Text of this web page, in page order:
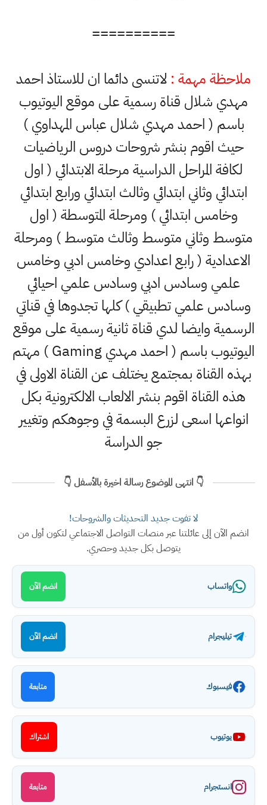
==========
مهمة :لاتنسى دائما ان للاستاذ احمد
شلال قناة رسمية على موقع اليوتيوب
باسم ( احمد مهدي شلال عباس المهداوي )
حيث اقوم بنشر شروحات دروس الرياضيات
لكافة المراحل الدراسية مرحلة الابتدائي ( اول
وثاني ابتدائي وثالث ابتدائي ورابع ابتدائي
وخامس ابتدائي ) ومرحلة المتوسطة ( اول
وثاني متوسط وثالث متوسط ) ومرحلة
( رابع اعدادي وخامس ادبي وخامس
علمي وسادس ادبي وسادس علمي احيائي
علمي تطبيقي ) كلها تجدوها في قناتي
وايضا لدي قناة ثانية رسمية على موقع
اليوتيوب باسم ( احمد مهدي Gaming ) مهتم
القناة بمجتمع يختلف عن القناة الاولى في
القناة اقوم بنشر الالعاب الالكترونية بكل
اسعى لزرع البسمة في وجوهكم وتغيير
جو الدراسة
👇 انتهى الموضوع رسالة اخيرة بالأسفل 👇
لا تفوت جديد التحديثات والشروحات!
الآن إلى عائلتنا عبر منصات التواصل الاجتماعي لتكون أول من
يتوصل بكل جديد وحصري.
واتساب انضم الآن
تيليجرام انضم الآن
فيسبوك
يوتيوب
انستجرام